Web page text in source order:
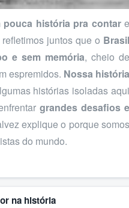
história pra contar
refletimos juntos que o
e sem memória, cheio
espremidos. Nossa história
histórias isoladas
grandes desafios e
explique o porque
do mundo.
na história